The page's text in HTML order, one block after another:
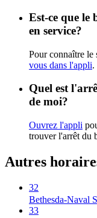
Est-ce que le
en service?
Pour connaître le
vous dans l'appli.
Quel est
de moi?
Ouvrez l'appli
trouver l'arrêt du
Autres
32
Bethesda-Naval
33